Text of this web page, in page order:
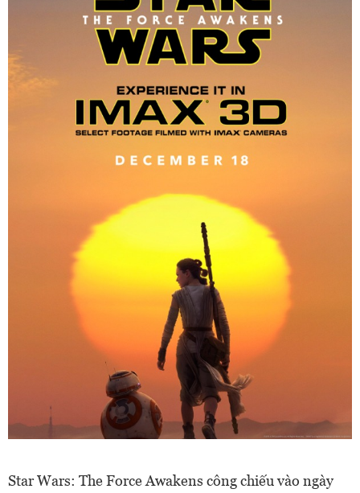
Star Wars: The Force Awakens công chiếu vào ngày